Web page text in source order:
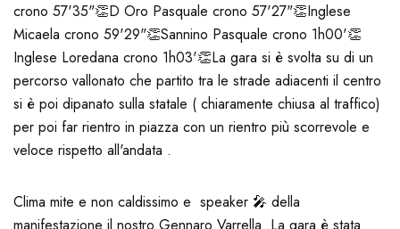
crono 57'35"👏D Oro Pasquale crono 57'27"👏Inglese
Micaela crono 59'29"👏Sannino Pasquale crono 1h00'👏
Inglese Loredana crono 1h03'👏La gara si è svolta su di un
percorso vallonato che partito tra le strade adiacenti il centro
si è poi dipanato sulla statale ( chiaramente chiusa al traffico)
per poi far rientro in piazza con un rientro più scorrevole e
veloce rispetto all'andata .
Clima mite e non caldissimo e speaker 🎤 della